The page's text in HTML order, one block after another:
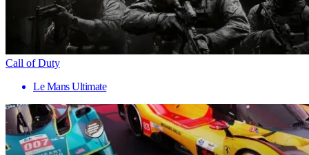
Call of Duty
Le Mans Ultimate